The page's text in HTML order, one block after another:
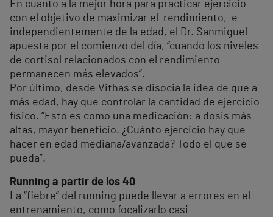
En cuanto a la mejor hora para practicar ejercicio
con el objetivo de maximizar el rendimiento, e
independientemente de la edad, el Dr. Sanmiguel
apuesta por el comienzo del día, “cuando los niveles
de cortisol relacionados con el rendimiento
permanecen más elevados”.
Por último, desde Vithas se disocia la idea de que a
más edad, hay que controlar la cantidad de ejercicio
físico. “Esto es como una medicación: a dosis más
altas, mayor beneficio. ¿Cuánto ejercicio hay que
hacer en edad mediana/avanzada? Todo el que se
pueda”.
Running a partir de los 40
La “fiebre” del running puede llevar a errores en el
entrenamiento, como focalizarlo casi